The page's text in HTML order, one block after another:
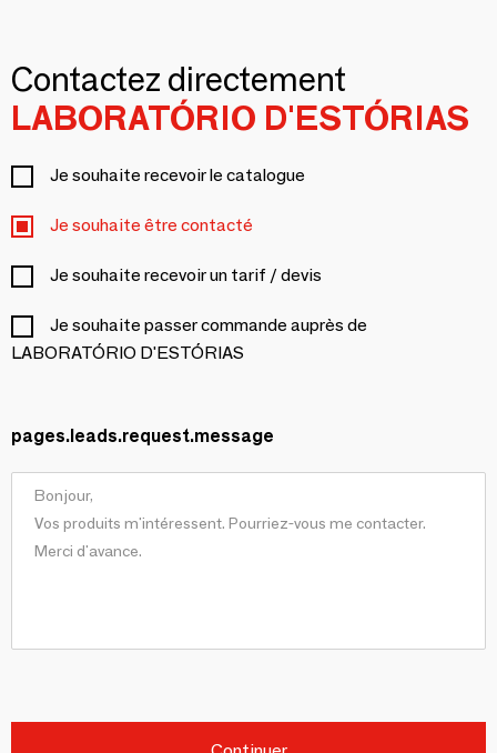
Contactez directement
LABORATÓRIO D'ESTÓRIAS
Je souhaite recevoir le catalogue
Je souhaite être contacté
Je souhaite recevoir un tarif / devis
Je souhaite passer commande auprès de
LABORATÓRIO D'ESTÓRIAS
pages.leads.request.message